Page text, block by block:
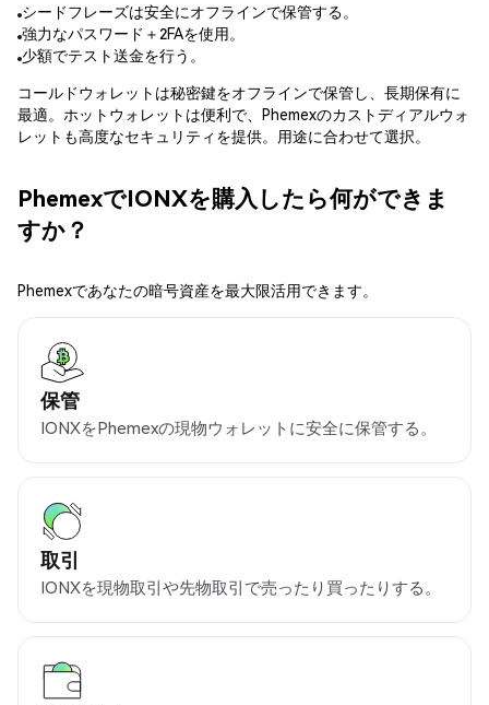
シードフレーズは安全にオフラインで保管する。
強力なパスワード＋2FAを使用。
少額でテスト送金を行う。
コールドウォレットは秘密鍵をオフラインで保管し、長期保有に
最適。ホットウォレットは便利で、Phemexのカストディアルウォ
レットも高度なセキュリティを提供。用途に合わせて選択。
PhemexでIONXを購入したら何ができま
すか？
Phemexであなたの暗号資産を最大限活用できます。
保管
IONXをPhemexの現物ウォレットに安全に保管する。
取引
IONXを現物取引や先物取引で売ったり買ったりする。